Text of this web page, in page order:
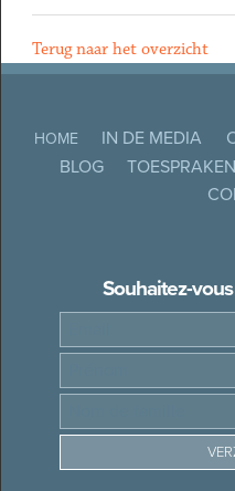
Terug naar het overzicht
HOME IN DE MEDIA
BLOG
TOESPRAKEN
Souhaitez-